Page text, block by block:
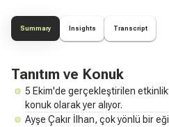
Summary Insights Transcript
Tanıtım ve Konuk
5 Ekim'de gerçekleştirilen
konuk olarak yer alıyor.
Ayşe Çakır İlhan, çok yönlü bir